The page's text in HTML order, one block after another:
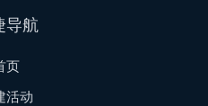
导航
页
活动